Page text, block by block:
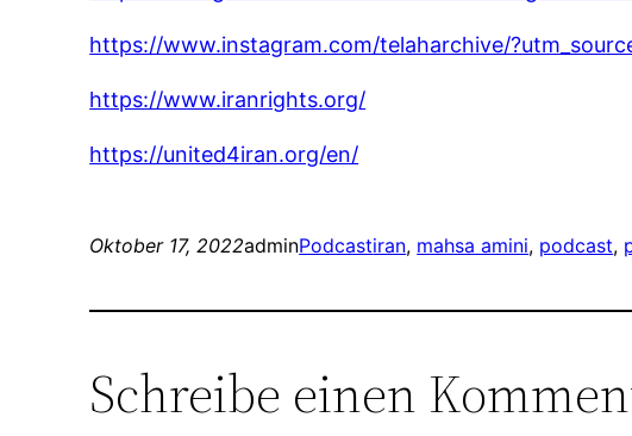
https://www.instagram.com/telaharchive/
https://www.iranrights.org/
https://united4iran.org/en/
Oktober 17, 2022adminPodcastiran, mahsa amini, podcast,
Schreibe einen